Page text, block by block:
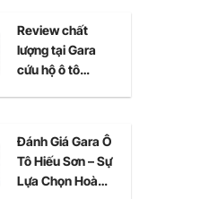
Review chất
lượng tại Gara
cứu hộ ô tô
Đánh Giá Gara Ô
Tô Hiếu Sơn – Sự
Lựa Chọn Hoàn